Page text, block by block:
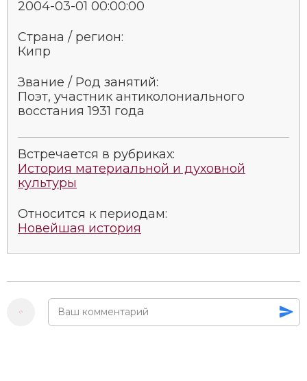
2004-03-01 00:00:00
Страна / регион:
Кипр
Звание / Род занятий:
Поэт, участник антиколониального
восстания 1931 года
Встречается в рубриках:
История материальной и духовной
культуры
Относится к периодам:
Новейшая история